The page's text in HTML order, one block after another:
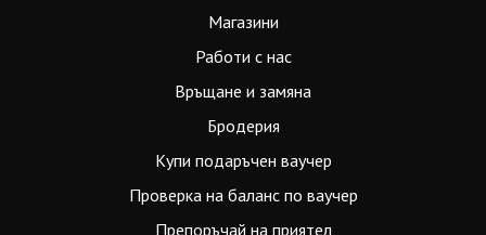
Магазини
Работи с нас
Връщане и замяна
Бродерия
Купи подаръчен ваучер
Проверка на баланс по ваучер
Препоръчай на приятел